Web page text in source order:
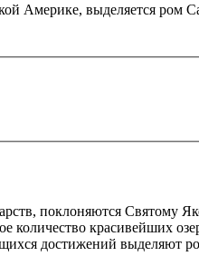
Америке, выделяется
поклоняются Святому
количество красивейших
достижений выделяют